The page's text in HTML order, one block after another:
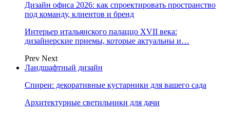
Дизайн офиса 2026: как спроектировать пространство
под команду, клиентов и бренд
Интерьер итальянского палаццо XVII века:
дизайнерские приемы, которые актуальны и…
Prev Next
Ландшафтный дизайн
Спиреи: декоративные кустарники для вашего сада
Архитектурные светильники для дачи